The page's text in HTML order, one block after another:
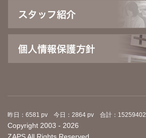
昨日：6581 pv 今日：2864 pv 合計：15259402
Copyright 2003 - 2026
ZAPS All Rights Reserved.